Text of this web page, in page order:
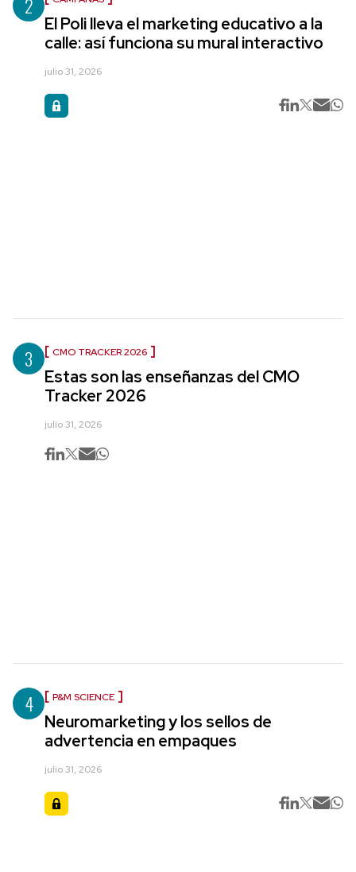
2
El Poli lleva el marketing educativo a la
calle: así funciona su mural interactivo
julio 31, 2026
3 CMO TRACKER 2026
Estas son las enseñanzas del CMO
Tracker 2026
julio 31, 2026
4 P&M SCIENCE
Neuromarketing y los sellos de
advertencia en empaques
julio 31, 2026